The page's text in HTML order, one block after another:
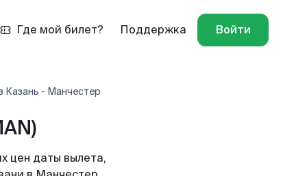
Где мой билет? Поддержка Войти
Казань - Манчестер
цен даты вылета,